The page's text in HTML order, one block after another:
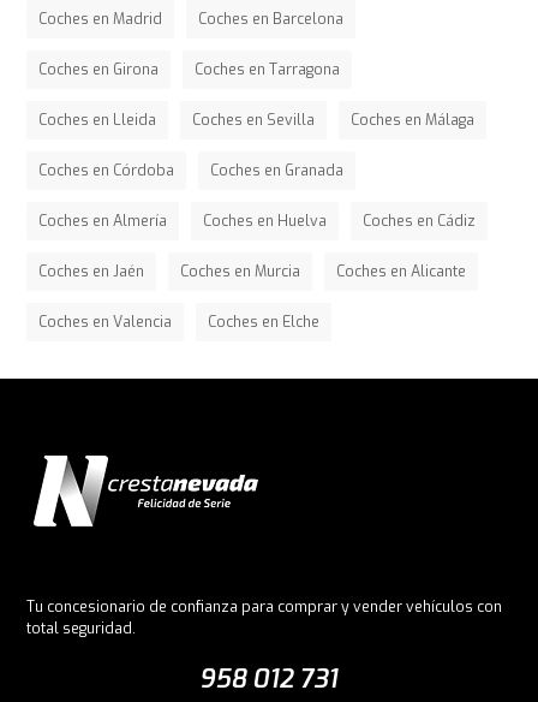
Coches en Madrid Coches en Barcelona
Coches en Girona Coches en Tarragona
Coches en Lleida Coches en Sevilla Coches en Málaga
Coches en Córdoba Coches en Granada
Coches en Almería Coches en Huelva Coches en Cádiz
Coches en Jaén Coches en Murcia Coches en Alicante
Coches en Valencia Coches en Elche
Tu concesionario de confianza para comprar y vender vehículos con
total seguridad.
958 012 731